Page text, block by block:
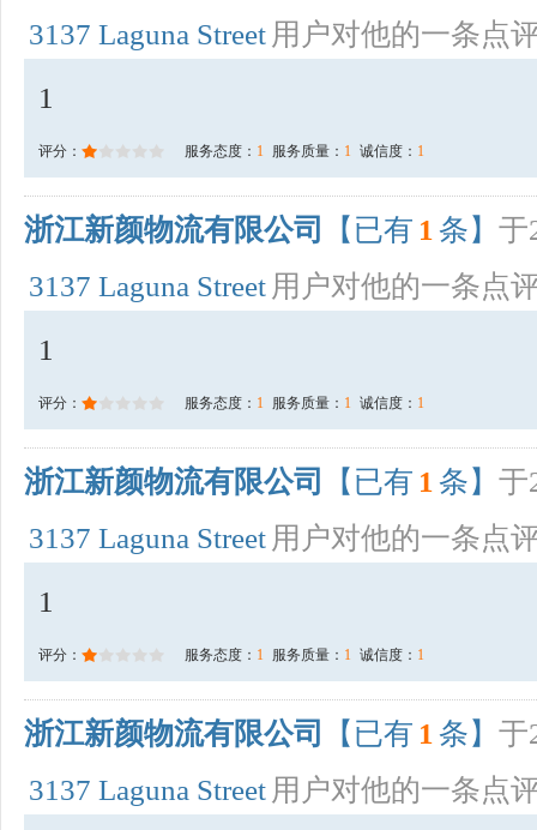
3137 Laguna Street 用户对他的一条点
1
评分： 服务态度： 1 服务质量： 1 诚信度： 1
浙江新颜物流有限公司 【已有 1 条】 于
3137 Laguna Street 用户对他的一条点
1
评分： 服务态度： 1 服务质量： 1 诚信度： 1
浙江新颜物流有限公司 【已有 1 条】 于
3137 Laguna Street 用户对他的一条点
1
评分： 服务态度： 1 服务质量： 1 诚信度： 1
浙江新颜物流有限公司 【已有 1 条】 于
3137 Laguna Street 用户对他的一条点